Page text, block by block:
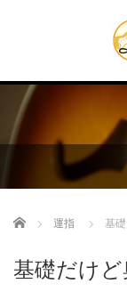
Home 運指 基
基礎だけ